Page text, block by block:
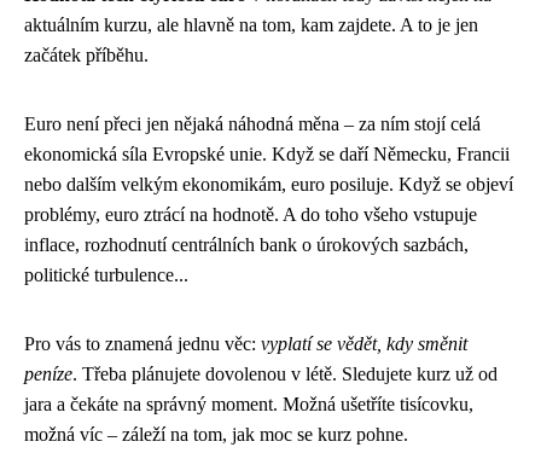
aktuálním kurzu, ale hlavně na tom, kam zajdete. A to je jen
začátek příběhu.
Euro není přeci jen nějaká náhodná měna – za ním stojí celá
ekonomická síla Evropské unie. Když se daří Německu, Francii
nebo dalším velkým ekonomikám, euro posiluje. Když se objeví
problémy, euro ztrácí na hodnotě. A do toho všeho vstupuje
inflace, rozhodnutí centrálních bank o úrokových sazbách,
politické turbulence...
Pro vás to znamená jednu věc: vyplatí se vědět, kdy směnit
peníze. Třeba plánujete dovolenou v létě. Sledujete kurz už od
jara a čekáte na správný moment. Možná ušetříte tisícovku,
možná víc – záleží na tom, jak moc se kurz pohne.